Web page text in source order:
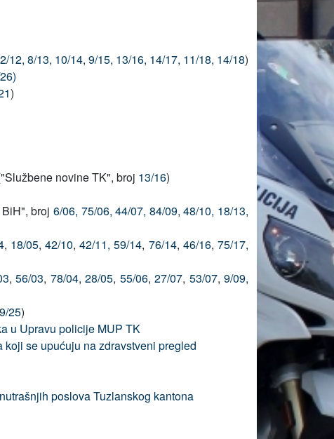
2/12, 8/13, 10/14, 9/15, 13/16, 14/17, 11/18, 14/18)
)
novine TK", broj 13/16)
broj 6/06, 75/06, 44/07, 84/09, 48/10, 18/13,
, 18/05,42/10,42/11, 59/14, 76/14, 46/16,75/17,
, 56/03, 78/04, 28/05, 55/06, 27/07, 53/07, 9/09,
25)
u Upravu policije MUP TK
se upućuju na zdravstveni pregled
poslova Tuzlanskog kantona